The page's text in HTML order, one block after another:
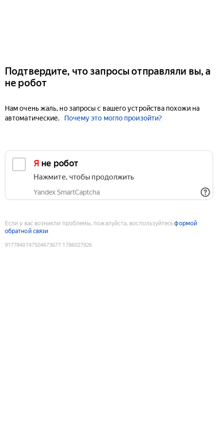
Подтвердите, что запросы отправляли вы, а
не робот
Нам очень жаль, но запросы с вашего устройства похожи на
автоматические.
Почему это могло произойти?
Я не робот
Нажмите, чтобы продолжить
Yandex SmartCaptcha
Если у вас возникли проблемы, пожалуйста, воспользуйтесьформой
обратной связи
9177840747504673677:1786027926